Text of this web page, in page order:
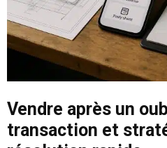
Vendre après un
transaction et